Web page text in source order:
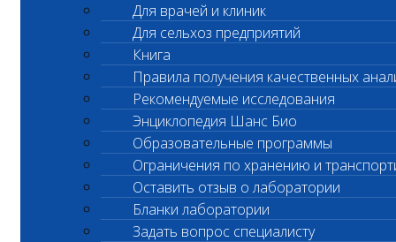
Для врачей и клиник
Для сельхоз предприятий
Книга
Правила получения качественных
Рекомендуемые исследования
Энциклопедия Шанс Био
Образовательные программы
Ограничения по хранению и
Оставить отзыв о лаборатории
Бланки лаборатории
Задать вопрос специалисту